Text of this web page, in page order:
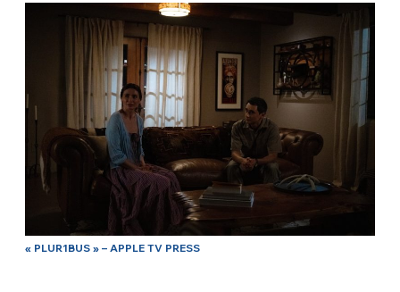
« PLUR1BUS » – APPLE TV PRESS